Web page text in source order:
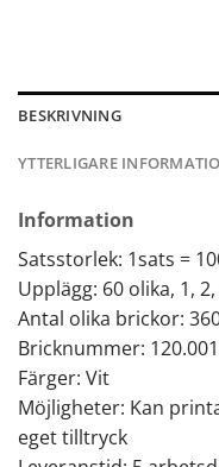
BESKRIVNING
YTTERLIGARE
Information
Satsstorlek: 1sats =
Upplägg: 60 olika, 1,
Antal olika brickor:
Bricknummer:
Färger: Vit
Möjligheter: Kan
eget tilltryck